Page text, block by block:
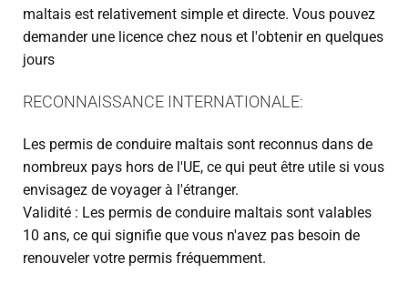
maltais est relativement simple et directe. Vous pouvez
demander une licence chez nous et l'obtenir en quelques
jours
RECONNAISSANCE INTERNATIONALE:
Les permis de conduire maltais sont reconnus dans de
nombreux pays hors de l'UE, ce qui peut être utile si vous
envisagez de voyager à l'étranger.
Validité : Les permis de conduire maltais sont valables
10 ans, ce qui signifie que vous n'avez pas besoin de
renouveler votre permis fréquemment.